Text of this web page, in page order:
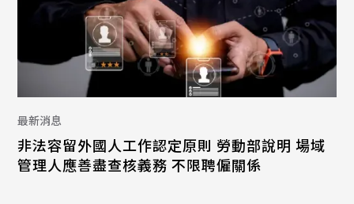
最新消息
非法容留外國人工作認定原則 勞動部說明 場域
管理人應善盡查核義務 不限聘僱關係